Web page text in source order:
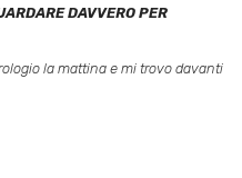
DAVVERO PER
la mattina e mi trovo davanti